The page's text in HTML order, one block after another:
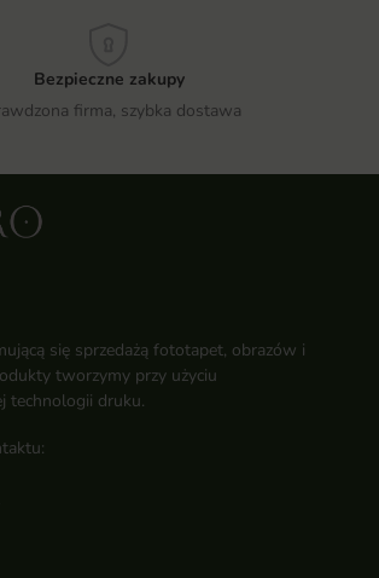
Bezpieczne zakupy
firma, szybka dostawa
się sprzedażą fototapet, obrazów i
tworzymy przy użyciu
technologii druku.